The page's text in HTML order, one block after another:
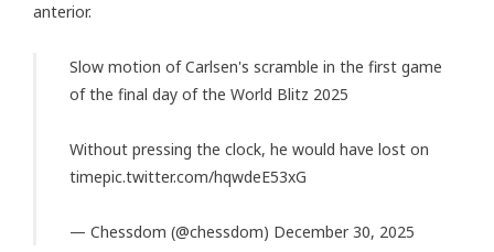
anterior.
Slow motion of Carlsen's scramble in the first game
of the final day of the World Blitz 2025
Without pressing the clock, he would have lost on
timepic.twitter.com/hqwdeE53xG
— Chessdom (@chessdom) December 30, 2025